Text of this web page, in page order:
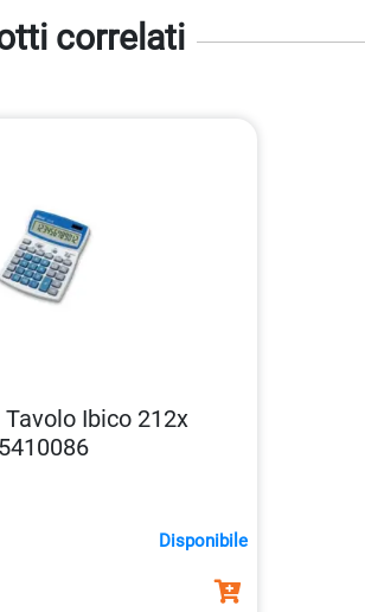
correlati
Ibico 212x
Disponibile